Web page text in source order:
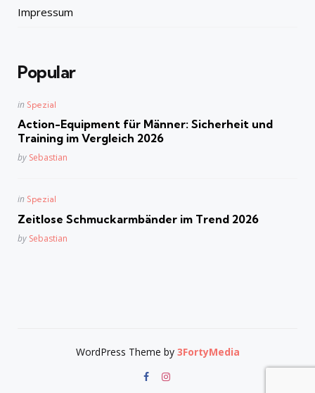
Impressum
Popular
Posted
in Spezial
Action-Equipment für Männer: Sicherheit und
Training im Vergleich 2026
Posted
by Sebastian
Posted
in Spezial
Zeitlose Schmuckarmbänder im Trend 2026
Posted
by Sebastian
WordPress Theme by 3FortyMedia